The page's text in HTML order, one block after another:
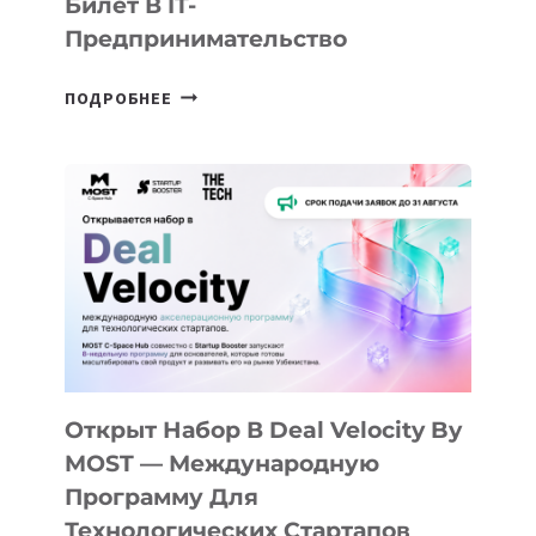
Предпринимательство
ПОДРОБНЕЕ ОТ
АЛМАТЫ:
КАК
AI
YOUTH
CAMP
ДАЛ
30
ПОДРОСТКАМ
БИЛЕТ
В
ПРЕДПРИНИМАТЕЛЬСТВО
Открыт Набор В Deal Velocity By
MOST — Международную
Программу Для